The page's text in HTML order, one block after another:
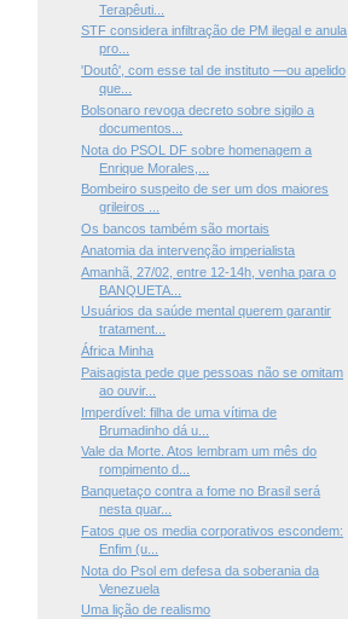
Terapêuti...
STF considera infiltração de PM ilegal e anula
pro...
'Doutô', com esse tal de instituto —ou apelido
que...
Bolsonaro revoga decreto sobre sigilo a
documentos...
Nota do PSOL DF sobre homenagem a
Enrique Morales,...
Bombeiro suspeito de ser um dos maiores
grileiros ...
Os bancos também são mortais
Anatomia da intervenção imperialista
Amanhã, 27/02, entre 12-14h, venha para o
BANQUETA...
Usuários da saúde mental querem garantir
tratament...
África Minha
Paisagista pede que pessoas não se omitam
ao ouvir...
Imperdível: filha de uma vítima de
Brumadinho dá u...
Vale da Morte. Atos lembram um mês do
rompimento d...
Banquetaço contra a fome no Brasil será
nesta quar...
Fatos que os media corporativos escondem:
Enfim (u...
Nota do Psol em defesa da soberania da
Venezuela
Uma lição de realismo